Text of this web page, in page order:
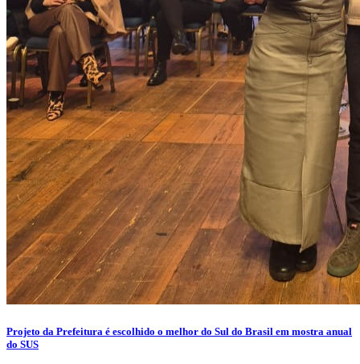
Projeto da Prefeitura é escolhido o melhor do Sul do Brasil em mostra anual
do SUS